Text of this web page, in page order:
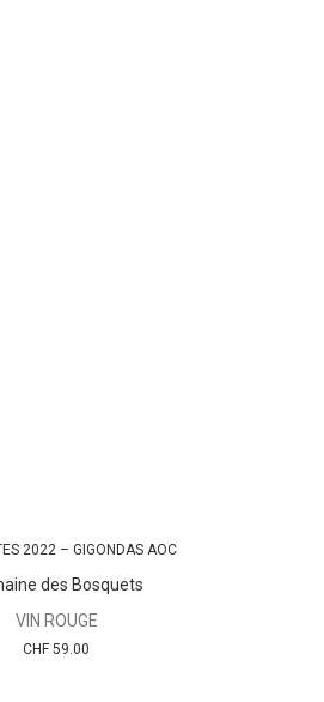
2022 – GIGONDAS AOC
des Bosquets
VIN ROUGE
CHF 59.00